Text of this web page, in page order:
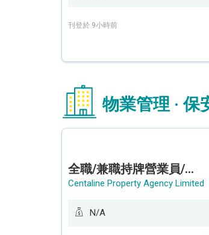
刊登於 9小時前
物業管理 · 保
全職/兼職持牌營業員/持牌地產代理 (長沙灣/將軍澳/油塘)
Centaline Property Agency Limited
N/A